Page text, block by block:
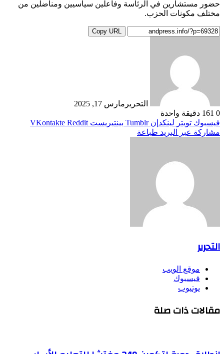
حضور مستشارين في الرئاسة وفاعلين سياسيين ومناضلين من
مختلف مكونات الحزب.
Copy URL
التحرير مارس 17, 2025
0
دقيقة واحدة
فيسبوك تويتر لينكدإن بينتيريست
مشاركة عبر البريد طباعة
التحرير
موقع الويب
فيسبوك
يوتيوب
مقالات ذات صلة